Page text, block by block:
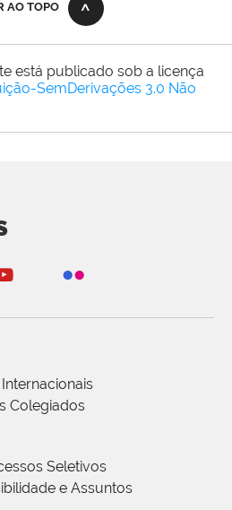
AO TOPO
está publicado sob a licença
SemDerivações 3.0 Não
Colegiados
Seletivos
e Assuntos